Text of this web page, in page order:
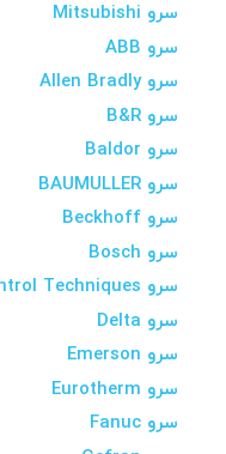
سرو Mitsubishi
سرو ABB
سرو Allen Bradly
سرو B&R
سرو Baldor
سرو BAUMULLER
سرو Beckhoff
سرو Bosch
سرو Control Techniques
سرو Delta
سرو Emerson
سرو Eurotherm
سرو Fanuc